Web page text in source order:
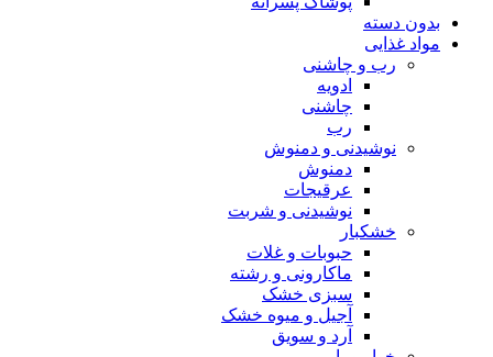
بدون دسته
مواد غذایی
رب و چاشنی
ادویه
چاشنی
رب
نوشیدنی و دمنوش
دمنوش
عرقیجات
نوشیدنی و شربت
خشکبار
حبوبات و غلات
ماکارونی و رشته
سبزی خشک
آجیل و میوه خشک
آرد و سویق